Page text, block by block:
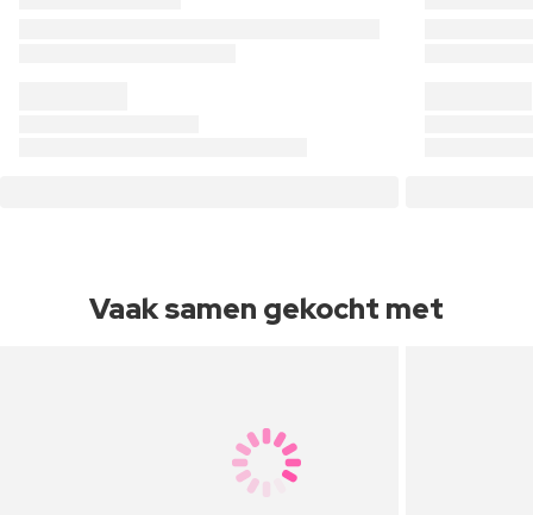
Vaak samen gekocht met